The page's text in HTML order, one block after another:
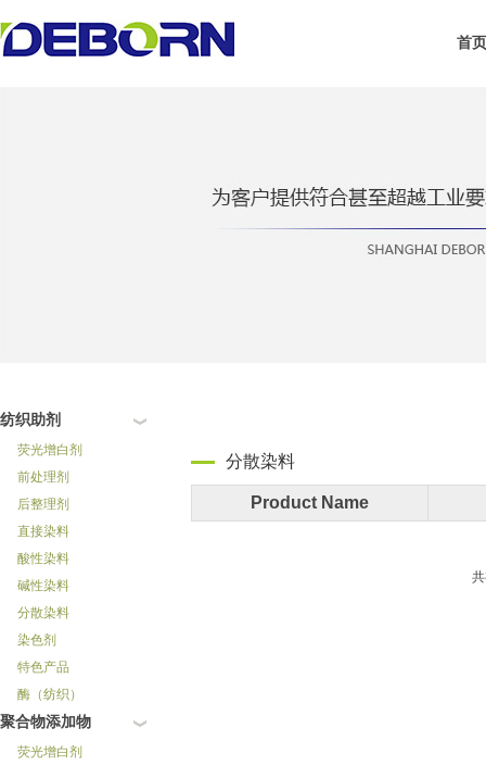
首页
纺织助剂
荧光增白剂
前处理剂
后整理剂
直接染料
酸性染料
碱性染料
分散染料
染色剂
特色产品
酶（纺织）
聚合物添加物
荧光增白剂
分散染料
Product Name